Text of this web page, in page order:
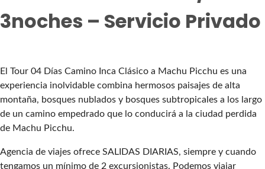
3noches – Servicio Privado
El Tour 04 Días Camino Inca Clásico a Machu Picchu es una
experiencia inolvidable combina hermosos paisajes de alta
montaña, bosques nublados y bosques subtropicales a los largo
de un camino empedrado que lo conducirá a la ciudad perdida
de Machu Picchu.
Agencia de viajes ofrece SALIDAS DIARIAS, siempre y cuando
tengamos un mínimo de 2 excursionistas. Podemos viajar